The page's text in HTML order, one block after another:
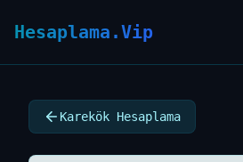
Hesaplama.Vip
Karekök Hesaplama